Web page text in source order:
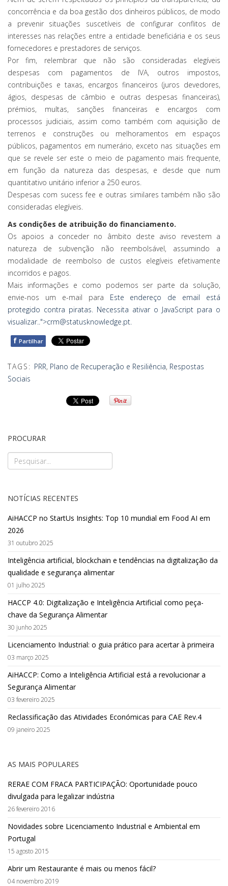
concorrência e da boa gestão dos dinheiros públicos, de modo
a prevenir situações suscetíveis de configurar conflitos de
interesses nas relações entre a entidade beneficiária e os seus
fornecedores e prestadores de serviços.
Por fim, relembrar que não são consideradas elegíveis
despesas com pagamentos de IVA, outros impostos,
contribuições e taxas, encargos financeiros (juros devedores,
ágios, despesas de câmbio e outras despesas financeiras),
prémios, multas, sanções financeiras e encargos com
processos judiciais, assim como também com aquisição de
terrenos e construções ou melhoramentos em espaços
públicos, pagamentos em numerário, exceto nas situações em
que se revele ser este o meio de pagamento mais frequente,
em função da natureza das despesas, e desde que num
quantitativo unitário inferior a 250 euros.
Despesas com sucess fee e outras similares também não são
consideradas elegíveis.
As condições de atribuição do financiamento.
Os apoios a conceder no âmbito deste aviso revestem a
natureza de subvenção não reembolsável, assumindo a
modalidade de reembolso de custos elegíveis efetivamente
incorridos e pagos.
Mais informações e como podemos ser parte da solução,
envie-nos um e-mail para Este endereço de email está
protegido contra piratas. Necessita ativar o JavaScript para o
visualizar..">crm@statusknowledge.pt.
f Partilhar
TAGS: PRR, Plano de Recuperação e Resiliência, Respostas
Sociais
PROCURAR
NOTÍCIAS RECENTES
AiHACCP no StartUs Insights: Top 10 mundial em Food AI em
2026
31 outubro 2025
Inteligência artificial, blockchain e tendências na digitalização da
qualidade e segurança alimentar
01 julho 2025
HACCP 4.0: Digitalização e Inteligência Artificial como peça-
chave da Segurança Alimentar
30 junho 2025
Licenciamento Industrial: o guia prático para acertar à primeira
03 março 2025
AiHACCP: Como a Inteligência Artificial está a revolucionar a
Segurança Alimentar
03 fevereiro 2025
Reclassificação das Atividades Económicas para CAE Rev.4
09 janeiro 2025
AS MAIS POPULARES
RERAE COM FRACA PARTICIPAÇÃO: Oportunidade pouco
divulgada para legalizar indústria
26 fevereiro 2016
Novidades sobre Licenciamento Industrial e Ambiental em
Portugal
15 agosto 2015
Abrir um Restaurante é mais ou menos fácil?
04 novembro 2019